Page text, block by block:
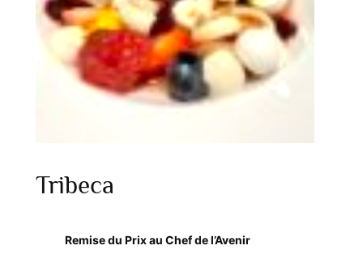
Tribeca
Remise du Prix au Chef de l’Avenir